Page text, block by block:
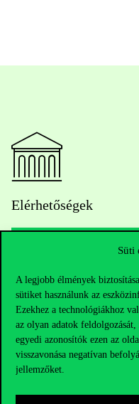
Süti
A legjobb élmények
sütiket használunk az
Ezekhez a technológiákhoz
az olyan adatok
egyedi azonosítók ezen az
visszavonása negatívan
jellemzőket.
Elérhetőségek
Kérdésed van a felvételivel
Oktatói elérhetőségek
HUB jelenlegi hallgatóinknak